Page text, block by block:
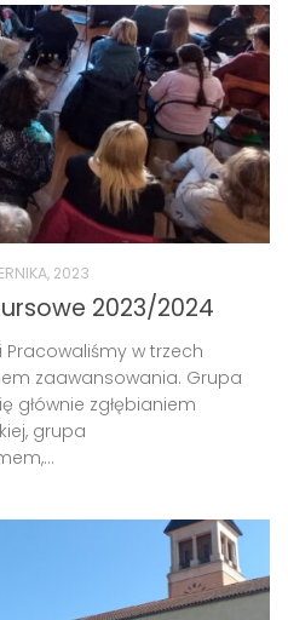
2023
2023/2024
w trzech
zaawansowania. Grupa
głównie zgłębianiem
grupa